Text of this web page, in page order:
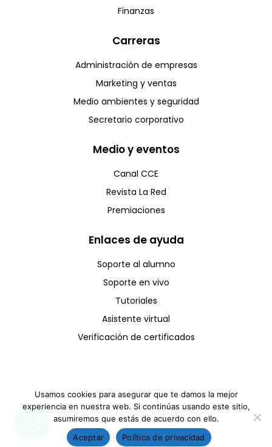
Finanzas
Carreras
Administración de empresas
Marketing y ventas
Medio ambientes y seguridad
Secretario corporativo
Medio y eventos
Canal CCE
Revista La Red
Premiaciones
Enlaces de ayuda
Soporte al alumno
Soporte en vivo
Tutoriales
Asistente virtual
Verificación de certificados
Copyright © CCE 2025 - Todos los derechos reservados
Usamos cookies para asegurar que te damos la mejor
experiencia en nuestra web. Si continúas usando este sitio,
asumiremos que estás de acuerdo con ello.
Aceptar
Política de privacidad